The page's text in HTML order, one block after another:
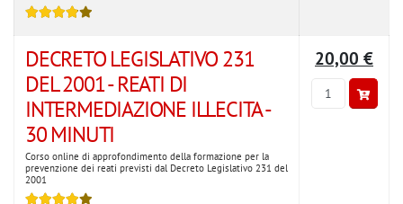
DECRETO LEGISLATIVO 231
DEL 2001 - REATI DI
INTERMEDIAZIONE ILLECITA -
30 MINUTI
Corso online di approfondimento della formazione per la
prevenzione dei reati previsti dal Decreto Legislativo 231 del
2001
20,00 €